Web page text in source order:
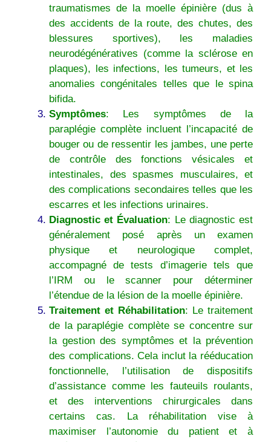
traumatismes de la moelle épinière (dus à
des accidents de la route, des chutes, des
blessures sportives), les maladies
neurodégénératives (comme la sclérose en
plaques), les infections, les tumeurs, et les
anomalies congénitales telles que le spina
bifida.
Symptômes: Les symptômes de la
paraplégie complète incluent l’incapacité de
bouger ou de ressentir les jambes, une perte
de contrôle des fonctions vésicales et
intestinales, des spasmes musculaires, et
des complications secondaires telles que les
escarres et les infections urinaires.
Diagnostic et Évaluation: Le diagnostic est
généralement posé après un examen
physique et neurologique complet,
accompagné de tests d’imagerie tels que
l’IRM ou le scanner pour déterminer
l’étendue de la lésion de la moelle épinière.
Traitement et Réhabilitation: Le traitement
de la paraplégie complète se concentre sur
la gestion des symptômes et la prévention
des complications. Cela inclut la rééducation
fonctionnelle, l’utilisation de dispositifs
d’assistance comme les fauteuils roulants,
et des interventions chirurgicales dans
certains cas. La réhabilitation vise à
maximiser l’autonomie du patient et à